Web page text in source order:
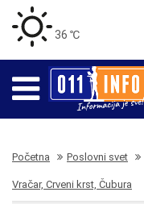
36 ℃
Početna Poslovni svet
Vračar, Crveni krst, Čubura